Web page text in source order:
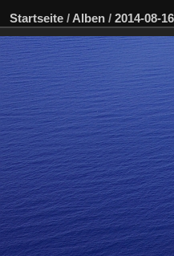
Startseite / Alben / 2014-08-